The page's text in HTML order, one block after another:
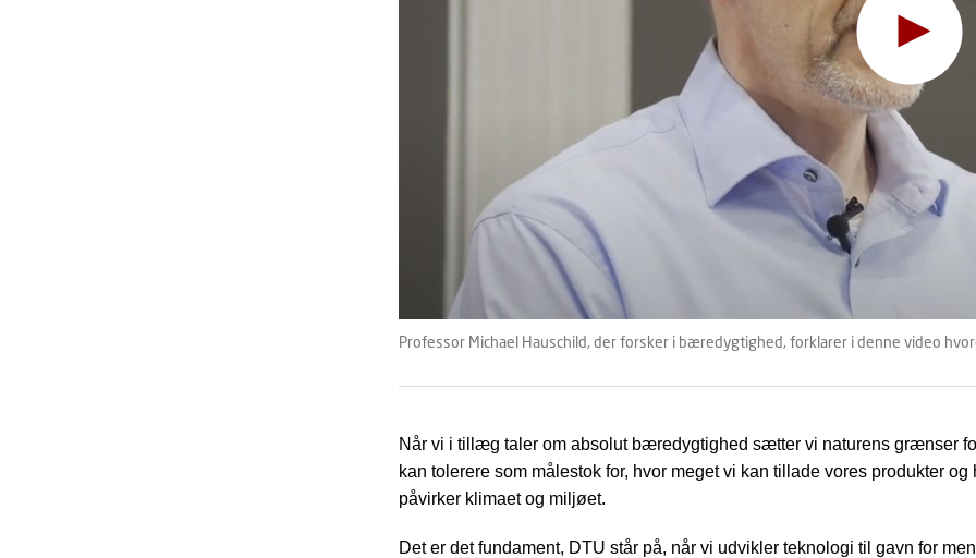
Hov, denne funktion
For at se indholdet skal du ændre dit cookie-samtykke til at
Professor Michael Hauschild, der forsker i bæredygtighed, forklarer i denne video
Når vi i tillæg taler om absolut bæredygtighed sætter vi naturens grænser
kan tolerere som målestok for, hvor meget vi kan tillade vores produkter og
påvirker klimaet og miljøet.
Det er det fundament, DTU står på, når vi udvikler teknologi til gavn for